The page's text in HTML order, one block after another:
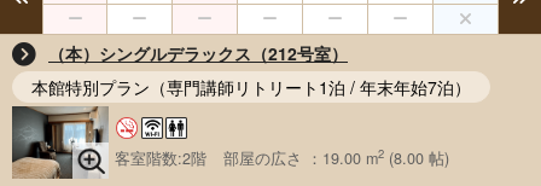
（本）シングルデラックス（212号室）
本館特別プラン（専門講師リトリート1泊 / 年末年始7泊）
客室階数:2階 部屋の広さ ：19.00 m2 (8.00 帖)